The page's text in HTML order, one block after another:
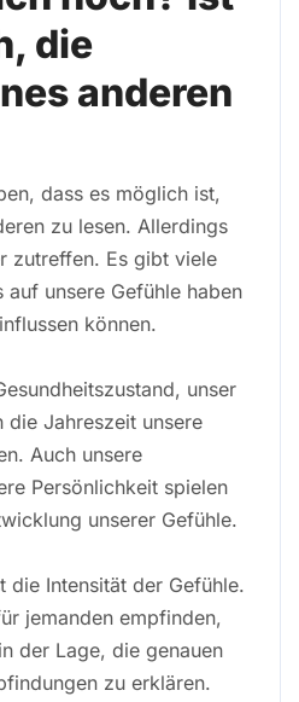
die
anderen
dass es möglich ist,
zu lesen. Allerdings
zutreffen. Es gibt viele
auf unsere Gefühle haben
können.
unser
die Jahreszeit unsere
Auch unsere
Persönlichkeit spielen
unserer Gefühle.
die Intensität der Gefühle.
jemanden empfinden,
der Lage, die genauen
zu erklären.